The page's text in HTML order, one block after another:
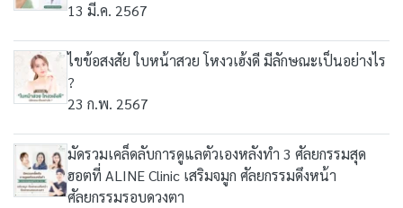
13 มี.ค. 2567
ไขข้อสงสัย ใบหน้าสวย โหงวเฮ้งดี มีลักษณะเป็นอย่างไร
?
23 ก.พ. 2567
มัดรวมเคล็ดลับการดูแลตัวเองหลังทำ 3 ศัลยกรรมสุด
ฮอตที่ ALINE Clinic เสริมจมูก ศัลยกรรมดึงหน้า
ศัลยกรรมรอบดวงตา